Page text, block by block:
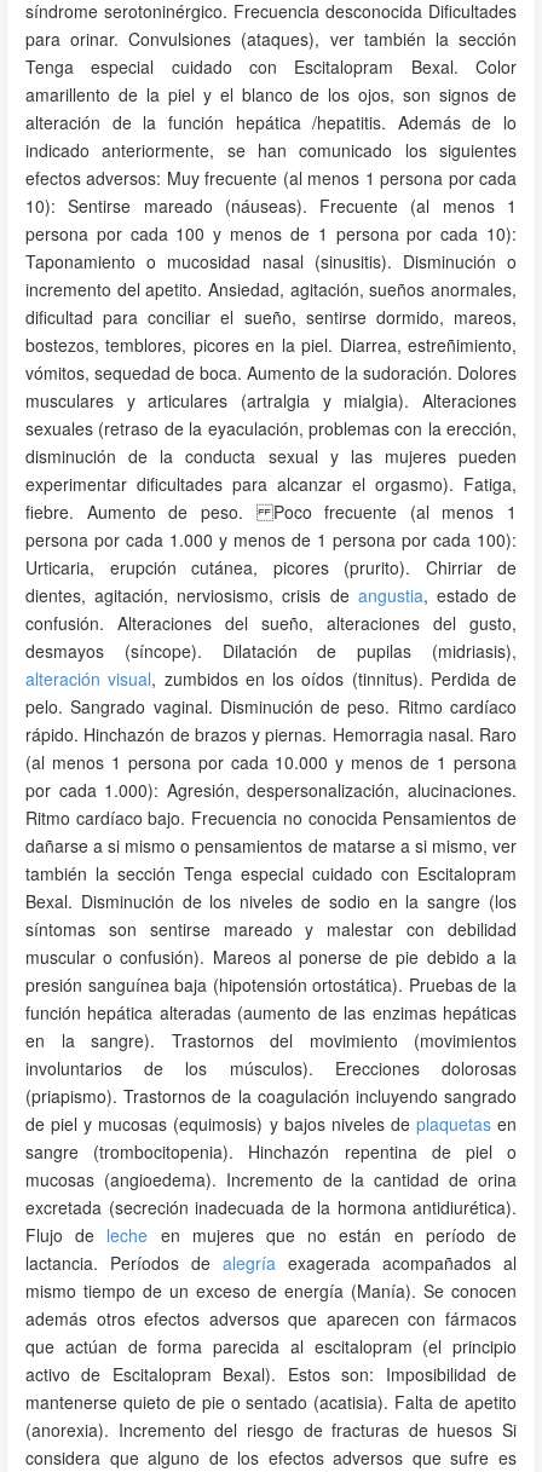
síndrome serotoninérgico. Frecuencia desconocida Dificultades
para orinar. Convulsiones (ataques), ver también la sección
Tenga especial cuidado con Escitalopram Bexal. Color
amarillento de la piel y el blanco de los ojos, son signos de
alteración de la función hepática /hepatitis. Además de lo
indicado anteriormente, se han comunicado los siguientes
efectos adversos: Muy frecuente (al menos 1 persona por cada
10): Sentirse mareado (náuseas). Frecuente (al menos 1
persona por cada 100 y menos de 1 persona por cada 10):
Taponamiento o mucosidad nasal (sinusitis). Disminución o
incremento del apetito. Ansiedad, agitación, sueños anormales,
dificultad para conciliar el sueño, sentirse dormido, mareos,
bostezos, temblores, picores en la piel. Diarrea, estreñimiento,
vómitos, sequedad de boca. Aumento de la sudoración. Dolores
musculares y articulares (artralgia y mialgia). Alteraciones
sexuales (retraso de la eyaculación, problemas con la erección,
disminución de la conducta sexual y las mujeres pueden
experimentar dificultades para alcanzar el orgasmo). Fatiga,
fiebre. Aumento de peso. Poco frecuente (al menos 1
persona por cada 1.000 y menos de 1 persona por cada 100):
Urticaria, erupción cutánea, picores (prurito). Chirriar de
dientes, agitación, nerviosismo, crisis de angustia, estado de
confusión. Alteraciones del sueño, alteraciones del gusto,
desmayos (síncope). Dilatación de pupilas (midriasis),
alteración visual, zumbidos en los oídos (tinnitus). Perdida de
pelo. Sangrado vaginal. Disminución de peso. Ritmo cardíaco
rápido. Hinchazón de brazos y piernas. Hemorragia nasal. Raro
(al menos 1 persona por cada 10.000 y menos de 1 persona
por cada 1.000): Agresión, despersonalización, alucinaciones.
Ritmo cardíaco bajo. Frecuencia no conocida Pensamientos de
dañarse a si mismo o pensamientos de matarse a si mismo, ver
también la sección Tenga especial cuidado con Escitalopram
Bexal. Disminución de los niveles de sodio en la sangre (los
síntomas son sentirse mareado y malestar con debilidad
muscular o confusión). Mareos al ponerse de pie debido a la
presión sanguínea baja (hipotensión ortostática). Pruebas de la
función hepática alteradas (aumento de las enzimas hepáticas
en la sangre). Trastornos del movimiento (movimientos
involuntarios de los músculos). Erecciones dolorosas
(priapismo). Trastornos de la coagulación incluyendo sangrado
de piel y mucosas (equimosis) y bajos niveles de plaquetasen
sangre (trombocitopenia). Hinchazón repentina de piel o
mucosas (angioedema). Incremento de la cantidad de orina
excretada (secreción inadecuada de la hormona antidiurética).
Flujo de leche en mujeres que no están en período de
lactancia. Períodos de alegría exagerada acompañados al
mismo tiempo de un exceso de energía (Manía). Se conocen
además otros efectos adversos que aparecen con fármacos
que actúan de forma parecida al escitalopram (el principio
activo de Escitalopram Bexal). Estos son: Imposibilidad de
mantenerse quieto de pie o sentado (acatisia). Falta de apetito
(anorexia). Incremento del riesgo de fracturas de huesos Si
considera que alguno de los efectos adversos que sufre es